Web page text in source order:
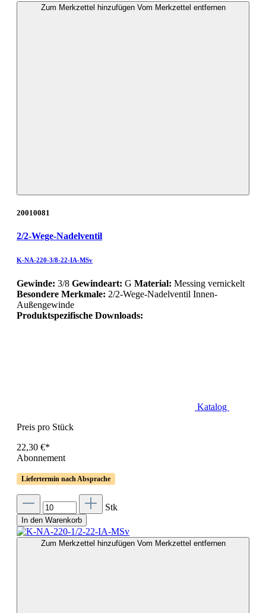
Zum Merkzettel hinzufügen Vom Merkzettel entfernen
20010081
2/2-Wege-Nadelventil
K-NA-220-3/8-22-IA-MSv
Gewinde: 3/8 Gewindeart: G Material: Messing vernickelt
Besondere Merkmale: 2/2-Wege-Nadelventil Innen-
Außengewinde
Produktspezifische Downloads:
Katalog
Preis pro Stück
22,30 €*
Abonnement
Liefertermin nach Absprache
Stk
In den Warenkorb
Zum Merkzettel hinzufügen Vom Merkzettel entfernen